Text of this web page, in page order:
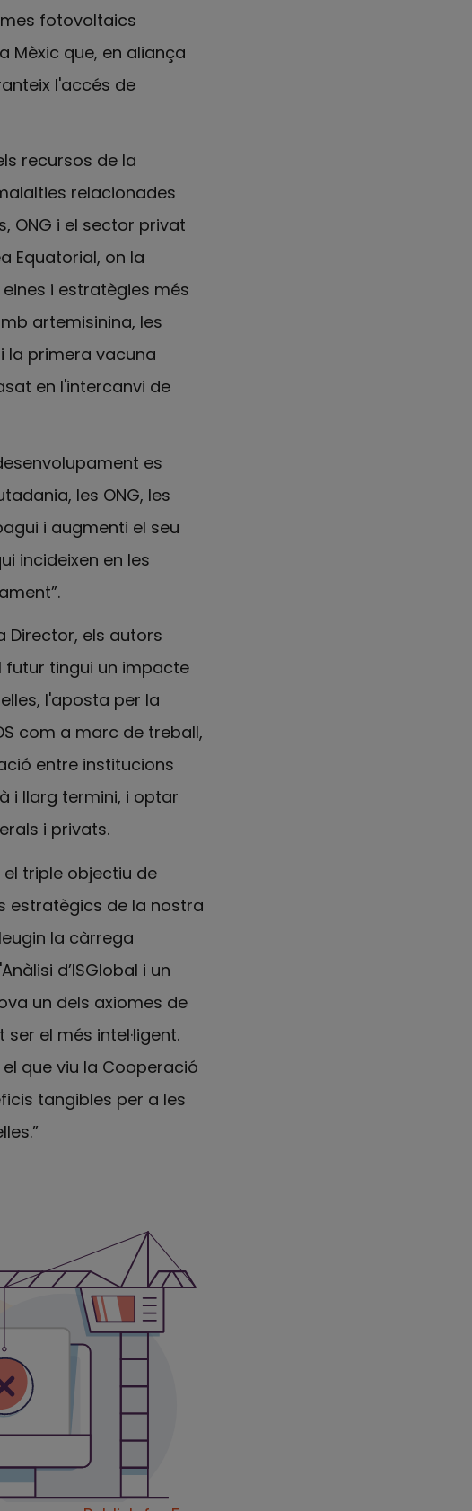
fotovoltaics
Mèxic que, en aliança
l'accés de
recursos de la
relacionades
ONG i el sector privat
Equatorial, on la
i estratègies més
artemisinina, les
la primera vacuna
en l'intercanvi de
es
les ONG, les
i augmenti el seu
incideixen en les
Director, els autors
tingui un impacte
l'aposta per la
com a marc de treball,
entre institucions
i llarg termini, i optar
i privats.
triple objectiu de
estratègics de la nostra
la càrrega
d’ISGlobal i un
un dels axiomes de
el més intel·ligent.
que viu la Cooperació
tangibles per a les